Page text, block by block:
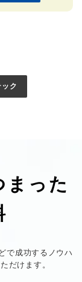
ク
まった
で成功するノウハ
だけます。